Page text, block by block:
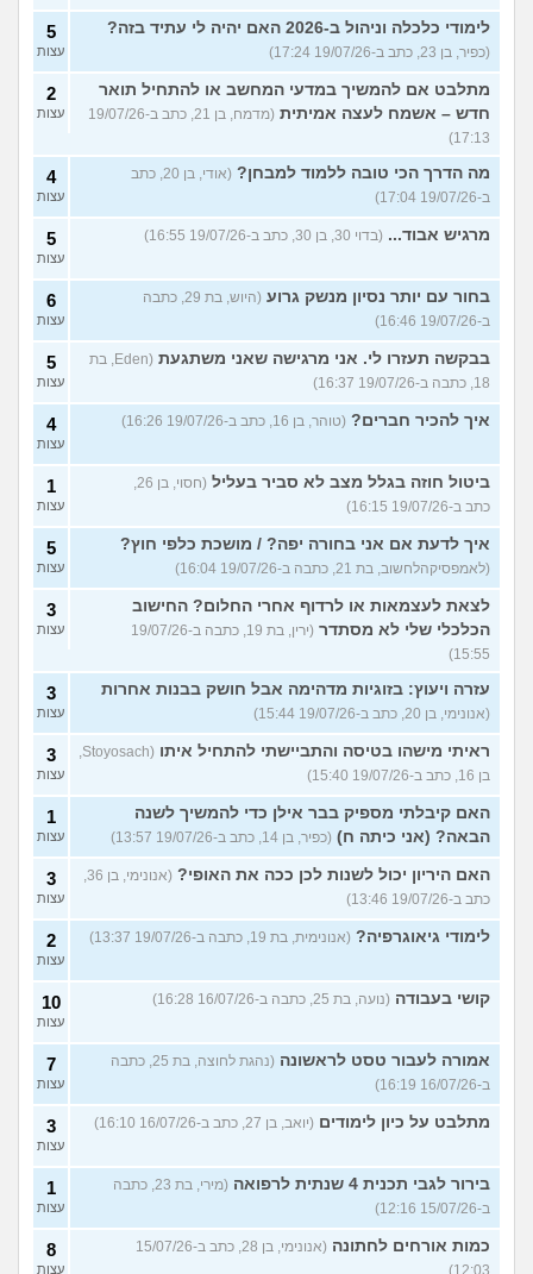
לימודי כלכלה וניהול ב-2026 האם יהיה לי עתיד בזה?
(כפיר, בן 23, כתב ב-19/07/26 17:24)
5
עצות
מתלבט אם להמשיך במדעי המחשב או להתחיל תואר
חדש – אשמח לעצה אמיתית
(מדמח, בן 21, כתב ב-19/07/26
17:13)
2
עצות
מה הדרך הכי טובה ללמוד למבחן?
(אודי, בן 20, כתב
ב-19/07/26 17:04)
4
עצות
מרגיש אבוד... (בדוי 30, בן 30, כתב ב-19/07/26 16:55) 5
עצות
בחור עם יותר נסיון מנשק גרוע
(היוש, בת 29, כתבה
ב-19/07/26 16:46)
6
עצות
בבקשה תעזרו לי. אני מרגישה שאני משתגעת
(Eden, בת
18, כתבה ב-19/07/26 16:37)
5
עצות
איך להכיר חברים? (טוהר, בן 16, כתב ב-19/07/26 16:26) 4
עצות
ביטול חוזה בגלל מצב לא סביר בעליל
(חסוי, בן 26,
כתב ב-19/07/26 16:15)
1
עצות
איך לדעת אם אני בחורה יפה? / מושכת כלפי חוץ?
(לאמפסיקהלחשוב, בת 21, כתבה ב-19/07/26 16:04)
5
עצות
לצאת לעצמאות או לרדוף אחרי החלום? החישוב
הכלכלי שלי לא מסתדר
(ירין, בת 19, כתבה ב-19/07/26
15:55)
3
עצות
עזרה ויעוץ: בזוגיות מדהימה אבל חושק בבנות אחרות
(אנונימי, בן 20, כתב ב-19/07/26 15:44)
3
עצות
ראיתי מישהו בטיסה והתביישתי להתחיל איתו
(Stoyosach,
בן 16, כתב ב-19/07/26 15:40)
3
עצות
האם קיבלתי מספיק בבר אילן כדי להמשיך לשנה
הבאה? (אני כיתה ח) (כפיר, בן 14, כתב ב-19/07/26 13:57)
1
עצות
האם היריון יכול לשנות לכן ככה את האופי?
(אנונימי, בן 36,
כתב ב-19/07/26 13:46)
3
עצות
לימודי גיאוגרפיה? (אנונימית, בת 19, כתבה ב-19/07/26 13:37) 2
עצות
קושי בעבודה (נועה, בת 25, כתבה ב-16/07/26 16:28) 10
עצות
אמורה לעבור טסט לראשונה
(נהגת לחוצה, בת 25, כתבה
ב-16/07/26 16:19)
7
עצות
מתלבט על כיון לימודים (יואב, בן 27, כתב ב-16/07/26 16:10) 3
עצות
בירור לגבי תכנית 4 שנתית לרפואה
(מירי, בת 23, כתבה
ב-15/07/26 12:16)
1
עצות
כמות אורחים לחתונה
(אנונימי, בן 28, כתב ב-15/07/26
12:03)
8
עצות